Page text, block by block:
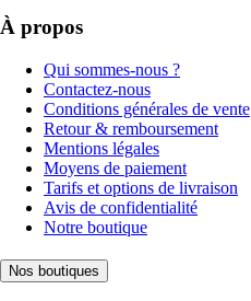
À propos
Qui sommes-nous ?
Contactez-nous
Conditions générales de vente
Retour & remboursement
Mentions légales
Moyens de paiement
Tarifs et options de livraison
Avis de confidentialité
Notre boutique
Nos boutiques